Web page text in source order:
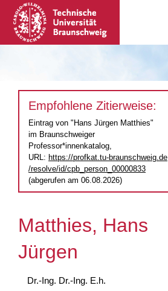
Empfohlene Zitierweise:
Eintrag von "Hans Jürgen Matthies"
im Braunschweiger
Professor*innenkatalog,
URL: https://profkat.tu-braunschweig.de
/resolve/id/cpb_person_00000833
(abgerufen am 06.08.2026)
Matthies, Hans
Jürgen
Dr.-Ing. Dr.-Ing. E.h.